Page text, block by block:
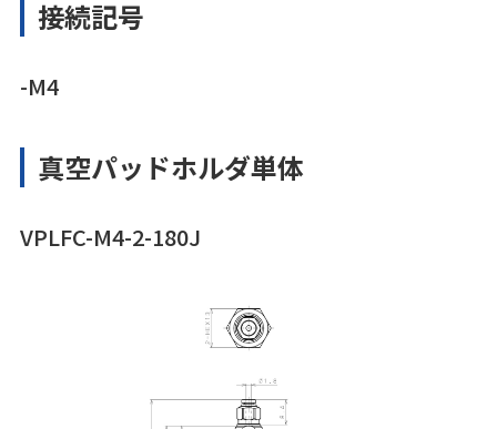
接続記号
-M4
真空パッドホルダ単体
VPLFC-M4-2-180J